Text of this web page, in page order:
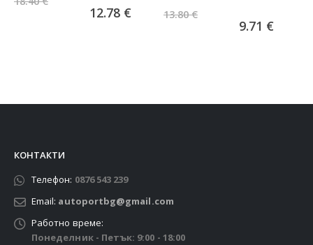
12.78 € 13.80€
9.71 €
КОНТАКТИ
Телефон: 0876 543 239
Email: autoportbg@gmail.com
Работно време:
Понеделник - Петък: 9:00 - 18:00